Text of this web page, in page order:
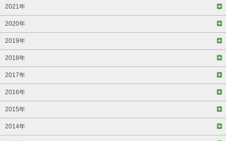
2021年
2020年
2019年
2018年
2017年
2016年
2015年
2014年